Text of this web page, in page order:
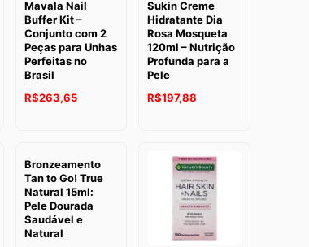
Mavala Nail
Buffer Kit –
Conjunto com 2
Peças para Unhas
Perfeitas no
Brasil
R$263,65
Sukin Creme
Hidratante Dia
Rosa Mosqueta
120ml – Nutrição
Profunda para a
Pele
R$197,88
Bronzeamento
Tan to Go! True
Natural 15ml:
Pele Dourada
Saudável e
Natural